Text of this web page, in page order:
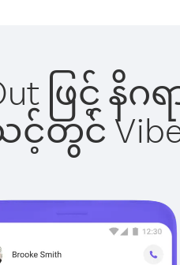
ဖြင့် နိ
တွင်